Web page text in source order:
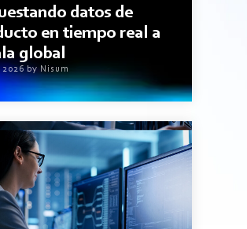
datos de
en tiempo real a
global
2026 by Nisum